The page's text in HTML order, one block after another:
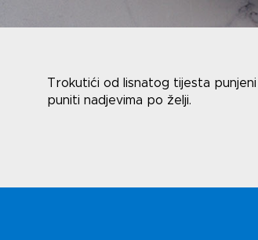
Trokutići od lisnatog tijesta
puniti nadjevima po želji.